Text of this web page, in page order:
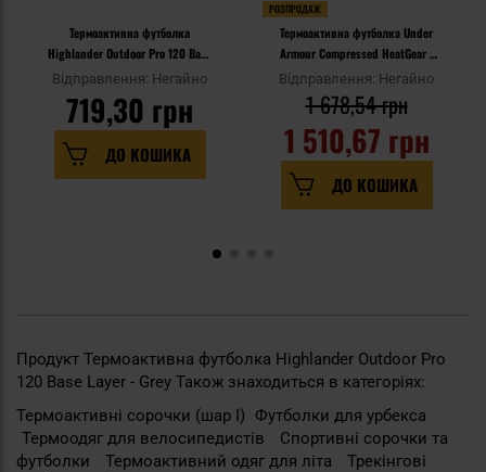
Термоактивна футболка
Highlander Outdoor Pro 120 Base
Layer - Black
Відправлення: Негайно
719,30 грн
ДО КОШИКА
РОЗПРОДАЖ
Термоактивна футболка Under
Armour Compressed HeatGear -
Marine OD Green/White
Відправлення: Негайно
1 510,67 грн
1 678,54 грн
ДО КОШИКА
Продукт Термоактивна футболка Highlander Outdoor Pro
120 Base Layer - Grey Також знаходиться в категоріях:
Термоактивні сорочки (шар I) Футболки для урбекса
Термоодяг для велосипедистів
Спортивні сорочки та
футболки
Термоактивний одяг для літа
Трекінгові